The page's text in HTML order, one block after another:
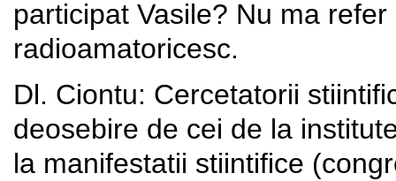
participat Vasile? Nu ma
radioamatoricesc.
Dl. Ciontu: Cercetatorii
deosebire de cei de la
la manifestatii stiintifice